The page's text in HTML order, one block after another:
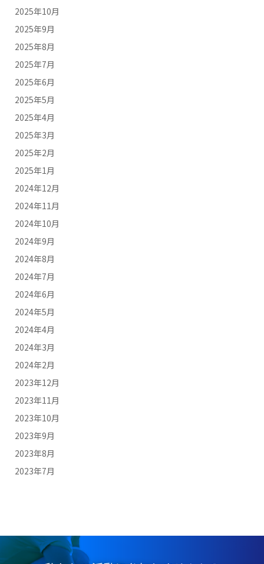
2025年10月
2025年9月
2025年8月
2025年7月
2025年6月
2025年5月
2025年4月
2025年3月
2025年2月
2025年1月
2024年12月
2024年11月
2024年10月
2024年9月
2024年8月
2024年7月
2024年6月
2024年5月
2024年4月
2024年3月
2024年2月
2023年12月
2023年11月
2023年10月
2023年9月
2023年8月
2023年7月